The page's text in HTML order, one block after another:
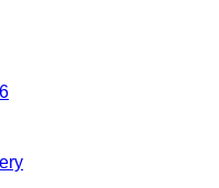
ไม่มี
ไม่มี